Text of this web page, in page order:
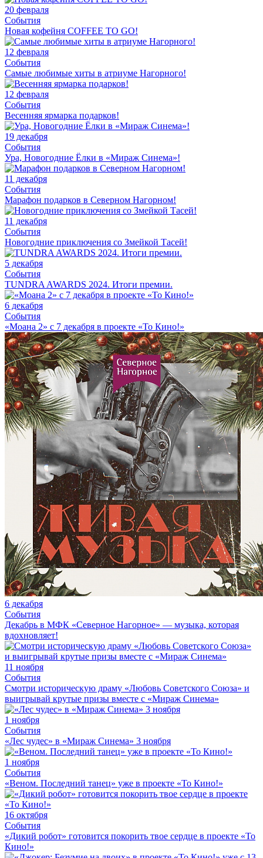
20 февраля
События
Новая кофейня COFFEE TO GO!
12 февраля
События
Самые любимые хиты в атриуме Нагорного!
12 февраля
События
Весенняя ярмарка подарков!
19 декабря
События
Ура, Новогодние Ёлки в «Мираж Синема»!
11 декабря
События
Марафон подарков в Северном Нагорном!
11 декабря
События
Новогодние приключения со Змейкой Тасей!
5 декабря
События
TUNDRA AWARDS 2024. Итоги премии.
6 декабря
События
«Моана 2» с 7 декабря в проекте «То Кино!»
6 декабря
События
Декабрь в МФК «Северное Нагорное» — музыка, которая
вдохновляет!
11 ноября
События
Смотри историческую драму «Любовь Советского Союза» и
выигрывай крутые призы вместе с «Мираж Синема»
1 ноября
События
«Лес чудес» в «Мираж Синема» 3 ноября
1 ноября
События
«Веном. Последний танец» уже в проекте «То Кино!»
16 октября
События
«Дикий робот» готовится покорить твое сердце в проекте «То
Кино!»